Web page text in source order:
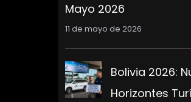
Mayo 2026
11 de mayo de 2026
Bolivia 2026:
Horizontes